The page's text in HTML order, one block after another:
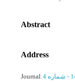
Abstract
Address
Journal: